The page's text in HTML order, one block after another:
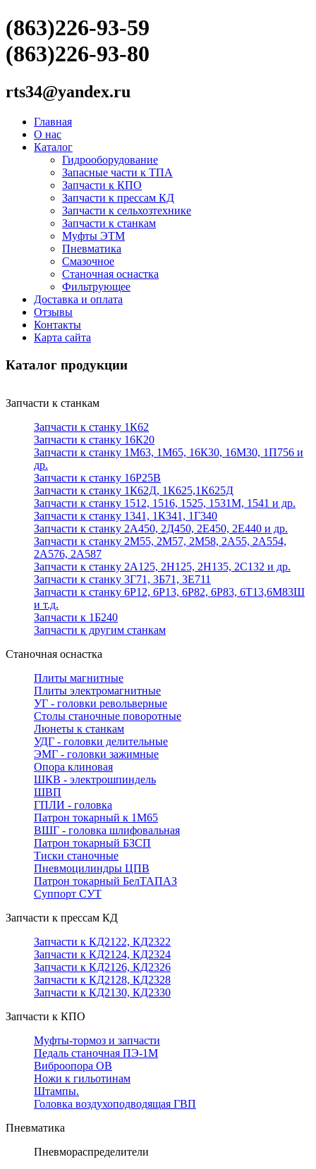
(863)226-93-59
(863)226-93-80
rts34@yandex.ru
Главная
О нас
Каталог
Гидрооборудование
Запасные части к ТПА
Запчасти к КПО
Запчасти к прессам КД
Запчасти к сельхозтехнике
Запчасти к станкам
Муфты ЭТМ
Пневматика
Смазочное
Станочная оснастка
Фильтрующее
Доставка и оплата
Отзывы
Контакты
Карта сайта
Каталог продукции
Запчасти к станкам
Запчасти к станку 1К62
Запчасти к станку 16К20
Запчасти к станку 1М63, 1М65, 16К30, 16М30, 1П756 и
др.
Запчасти к станку 16Р25В
Запчасти к станку 1К62Д, 1К625,1К625Д
Запчасти к станку 1512, 1516, 1525, 1531М, 1541 и др.
Запчасти к станку 1341, 1К341, 1Г340
Запчасти к станку 2А450, 2Д450, 2Е450, 2Е440 и др.
Запчасти к станку 2М55, 2М57, 2М58, 2А55, 2А554,
2А576, 2А587
Запчасти к станку 2А125, 2Н125, 2Н135, 2С132 и др.
Запчасти к станку 3Г71, 3Б71, 3Е711
Запчасти к станку 6Р12, 6Р13, 6Р82, 6Р83, 6Т13,6М83Ш
и т.д.
Запчасти к 1Б240
Запчасти к другим станкам
Станочная оснастка
Плиты магнитные
Плиты электромагнитные
УГ - головки револьверные
Столы станочные поворотные
Люнеты к станкам
УДГ - головки делительные
ЭМГ - головки зажимные
Опора клиновая
ШКВ - электрошпиндель
ШВП
ГПЛИ - головка
Патрон токарный к 1М65
ВШГ - головка шлифовальная
Патрон токарный БЗСП
Тиски станочные
Пневмоцилиндры ЦПВ
Патрон токарный БелТАПАЗ
Суппорт СУТ
Запчасти к прессам КД
Запчасти к КД2122, КД2322
Запчасти к КД2124, КД2324
Запчасти к КД2126, КД2326
Запчасти к КД2128, КД2328
Запчасти к КД2130, КД2330
Запчасти к КПО
Муфты-тормоз и запчасти
Педаль станочная ПЭ-1М
Виброопора ОВ
Ножи к гильотинам
Штампы.
Головка воздухоподводящая ГВП
Пневматика
Пневмораспределители